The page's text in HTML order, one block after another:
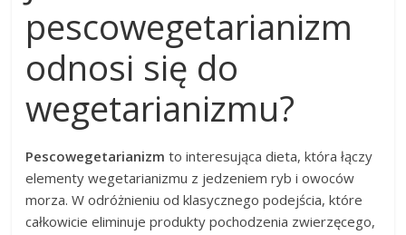
pescowegetarianizm
odnosi się do
wegetarianizmu?
Pescowegetarianizm to interesująca dieta, która łączy
elementy wegetarianizmu z jedzeniem ryb i owoców
morza. W odróżnieniu od klasycznego podejścia, które
całkowicie eliminuje produkty pochodzenia zwierzęcego,